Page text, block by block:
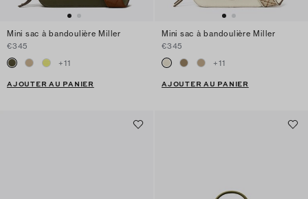
Mini sac à bandoulière Miller
€345
+11
AJOUTER AU PANIER
Mini sac à bandoulière Miller
€345
+11
AJOUTER AU PANIER